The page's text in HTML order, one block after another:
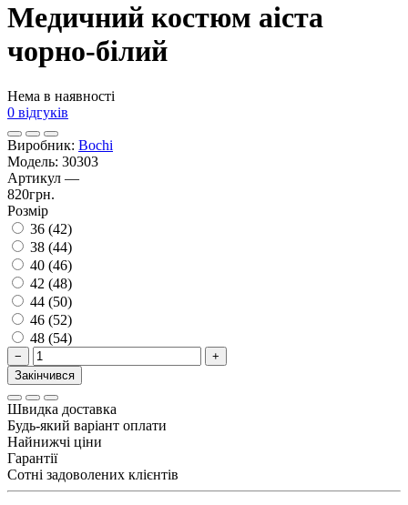
Медичний костюм аiста
чорно-бiлий
Нема в наявності
0 відгуків
Виробник: Bochi
Модель: 30303
Артикул —
820грн.
Розмір
36 (42)
38 (44)
40 (46)
42 (48)
44 (50)
46 (52)
48 (54)
−
+
Закінчився
Швидка доставка
Будь-який варіант оплати
Найнижчі ціни
Гарантії
Сотні задоволених клієнтів